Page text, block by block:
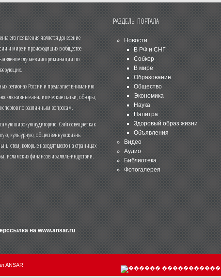
его появления является донесение
и мире и происходящих в обществе
случаев дискриминации по
регионах России и предлагает вниманию
аналитические статьи, обзоры,
по различным вопросам.
широкую аудиторию. Сайт освещает как
культурную, общественную жизнь
тем, которые находят место на страницах
исламских финансов и халяль-индустрии.
на www.ansar.ru
РАЗДЕЛЫ ПОРТАЛА
Новости
В РФ и СНГ
Собкор
В мире
Образование
Общество
Экономика
Наука
Палитра
Здоровый образ жизни
Объявления
Видео
Аудио
Библиотека
Фотогалерея
ANSAR